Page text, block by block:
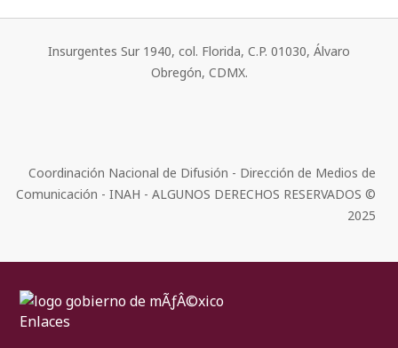
Insurgentes Sur 1940, col. Florida, C.P. 01030, Álvaro
Obregón, CDMX.
Coordinación Nacional de Difusión - Dirección de Medios de
Comunicación - INAH - ALGUNOS DERECHOS RESERVADOS ©
2025
Enlaces